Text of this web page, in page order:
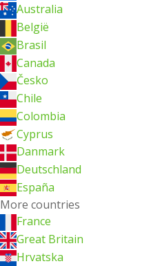
Australia
België
Brasil
Canada
Česko
Chile
Colombia
Cyprus
Danmark
Deutschland
España
More countries
France
Great Britain
Hrvatska